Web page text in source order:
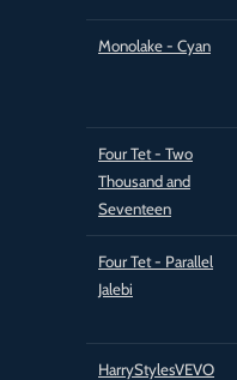
Monolake - Cyan
Four Tet - Two
Thousand and
Seventeen
Four Tet - Parallel
Jalebi
HarryStylesVEVO